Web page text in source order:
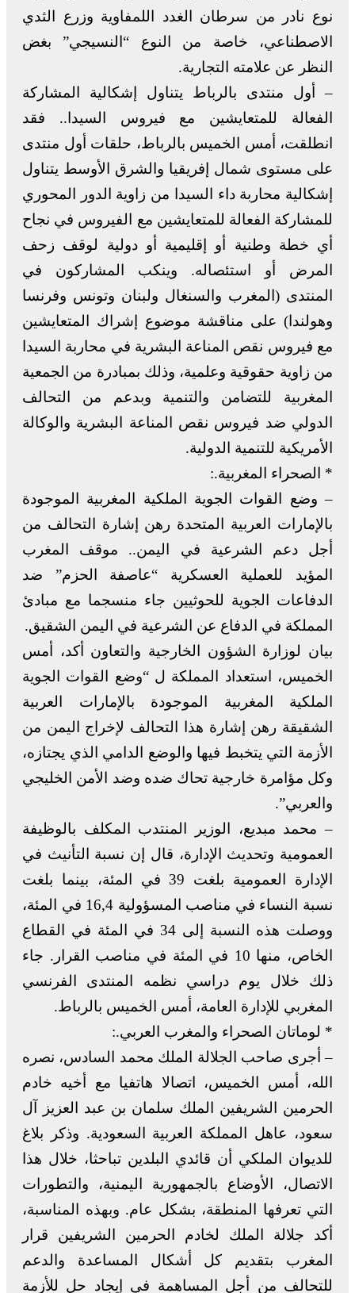
نوع نادر من سرطان الغدد اللمفاوية وزرع الثدي
الاصطناعي، خاصة من النوع “النسيجي” بغض
النظر عن علامته التجارية.
– أول منتدى بالرباط يتناول إشكالية المشاركة
الفعالة للمتعايشين مع فيروس السيدا.. فقد
انطلقت، أمس الخميس بالرباط، حلقات أول منتدى
على مستوى شمال إفريقيا والشرق الأوسط يتناول
إشكالية محاربة داء السيدا من زاوية الدور المحوري
للمشاركة الفعالة للمتعايشين مع الفيروس في نجاح
أي خطة وطنية أو إقليمية أو دولية لوقف زحف
المرض أو استئصاله. وينكب المشاركون في
المنتدى (المغرب والسنغال ولبنان وتونس وفرنسا
وهولندا) على مناقشة موضوع إشراك المتعايشين
مع فيروس نقص المناعة البشرية في محاربة السيدا
من زاوية حقوقية وعلمية، وذلك بمبادرة من الجمعية
المغربية للتضامن والتنمية وبدعم من التحالف
الدولي ضد فيروس نقص المناعة البشرية والوكالة
الأمريكية للتنمية الدولية.
* الصحراء المغربية.:
– وضع القوات الجوية الملكية المغربية الموجودة
بالإمارات العربية المتحدة رهن إشارة التحالف من
أجل دعم الشرعية في اليمن.. موقف المغرب
المؤيد للعملية العسكرية “عاصفة الحزم” ضد
الدفاعات الجوية للحوثيين جاء منسجما مع مبادئ
المملكة في الدفاع عن الشرعية في اليمن الشقيق.
بيان لوزارة الشؤون الخارجية والتعاون أكد، أمس
الخميس، استعداد المملكة ل “وضع القوات الجوية
الملكية المغربية الموجودة بالإمارات العربية
الشقيقة رهن إشارة هذا التحالف لإخراج اليمن من
الأزمة التي يتخبط فيها والوضع الدامي الذي يجتازه،
وكل مؤامرة خارجية تحاك ضده وضد الأمن الخليجي
والعربي”.
– محمد مبديع، الوزير المنتدب المكلف بالوظيفة
العمومية وتحديث الإدارة، قال إن نسبة التأنيث في
الإدارة العمومية بلغت 39 في المئة، بينما بلغت
نسبة النساء في مناصب المسؤولية 16,4 في المئة،
ووصلت هذه النسبة إلى 34 في المئة في القطاع
الخاص، منها 10 في المئة في مناصب القرار. جاء
ذلك خلال يوم دراسي نظمه المنتدى الفرنسي
المغربي للإدارة العامة، أمس الخميس بالرباط.
* لوماتان الصحراء والمغرب العربي.:
– أجرى صاحب الجلالة الملك محمد السادس، نصره
الله، أمس الخميس، اتصالا هاتفيا مع أخيه خادم
الحرمين الشريفين الملك سلمان بن عبد العزيز آل
سعود، عاهل المملكة العربية السعودية. وذكر بلاغ
للديوان الملكي أن قائدي البلدين تباحثا، خلال هذا
الاتصال، الأوضاع بالجمهورية اليمنية، والتطورات
التي تعرفها المنطقة، بشكل عام. وبهذه المناسبة،
أكد جلالة الملك لخادم الحرمين الشريفين قرار
المغرب بتقديم كل أشكال المساعدة والدعم
للتحالف من أجل المساهمة في إيجاد حل للأزمة